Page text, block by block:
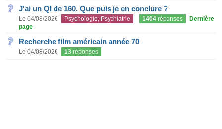
J'ai un QI de 160. Que puis je en conclure ?
Le 04/08/2026 Psychologie, Psychiatrie 1404 réponses
Dernière
page
Recherche film américain année 70
Le 04/08/2026 13 réponses